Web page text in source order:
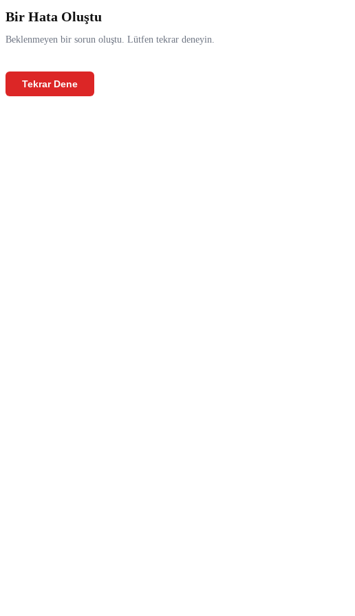
Bir Hata Oluştu
Beklenmeyen bir sorun oluştu. Lütfen tekrar deneyin.
Tekrar Dene